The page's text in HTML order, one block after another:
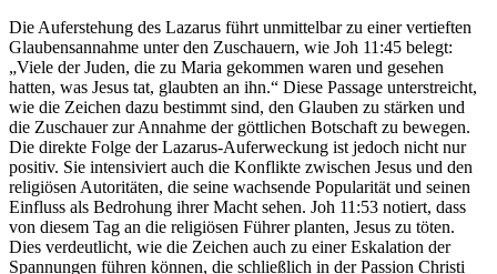
Die Auferstehung des Lazarus führt unmittelbar zu einer vertieften
Glaubensannahme unter den Zuschauern, wie Joh 11:45 belegt:
„Viele der Juden, die zu Maria gekommen waren und gesehen
hatten, was Jesus tat, glaubten an ihn.“ Diese Passage unterstreicht,
wie die Zeichen dazu bestimmt sind, den Glauben zu stärken und
die Zuschauer zur Annahme der göttlichen Botschaft zu bewegen.
Die direkte Folge der Lazarus-Auferweckung ist jedoch nicht nur
positiv. Sie intensiviert auch die Konflikte zwischen Jesus und den
religiösen Autoritäten, die seine wachsende Popularität und seinen
Einfluss als Bedrohung ihrer Macht sehen. Joh 11:53 notiert, dass
von diesem Tag an die religiösen Führer planten, Jesus zu töten.
Dies verdeutlicht, wie die Zeichen auch zu einer Eskalation der
Spannungen führen können, die schließlich in der Passion Christi